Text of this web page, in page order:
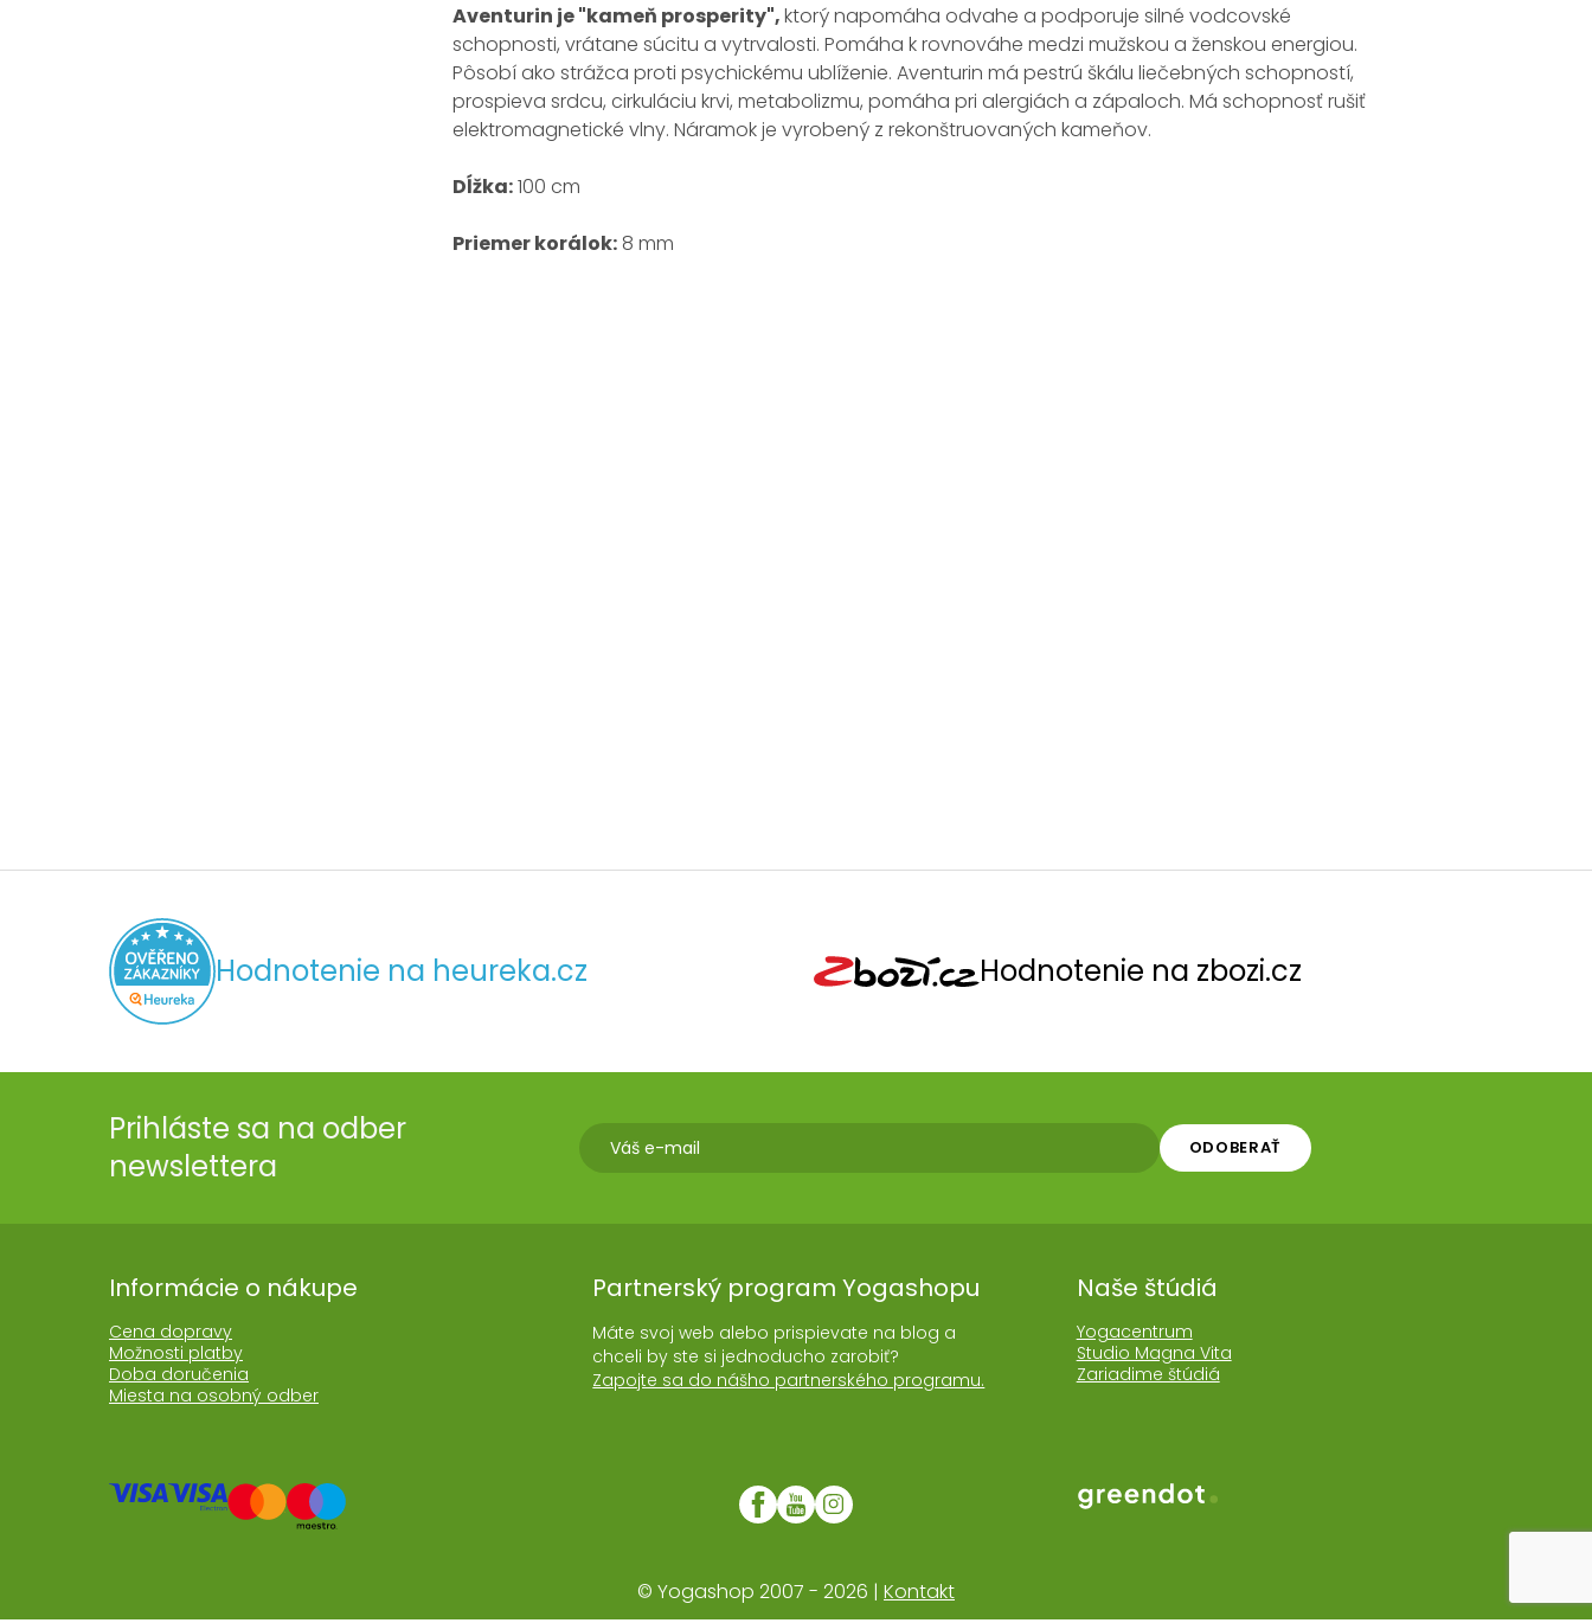
Aventurin je "kameň prosperity",ktorý napomáha odvahe a podporuje silné vodcovské
schopnosti, vrátane súcitu a vytrvalosti. Pomáha k rovnováhe medzi mužskou a ženskou energiou.
Pôsobí ako strážca proti psychickému ublíženie. Aventurin má pestrú škálu liečebných schopností,
prospieva srdcu, cirkuláciu krvi, metabolizmu, pomáha pri alergiách a zápaloch. Má schopnosť rušiť
elektromagnetické vlny. Náramokje vyrobený z rekonštruovaných kameňov.
Dĺžka:100 cm
Priemerkorálok: 8 mm
Hodnotenie na heureka.cz Hodnotenie na zbozi.cz
Prihláste sa na odber
newslettera
ODOBERAŤ
Informácie o nákupe
Cena dopravy
Možnosti platby
Doba doručenia
Miesta na osobný odber
Partnerský program Yogashopu
Máte svoj web alebo prispievate na blog a
chceli by ste si jednoducho zarobiť?
Zapojte sa do nášho partnerského programu.
Naše štúdiá
Yogacentrum
Studio Magna Vita
Zariadime štúdiá
Web realizoval Greendot
© Yogashop 2007 - 2026 | Kontakt